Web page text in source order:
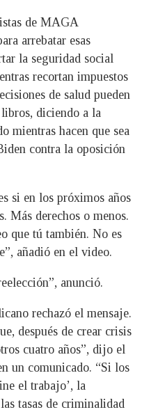
de MAGA
arrebatar esas
la seguridad social
recortan impuestos
de salud pueden
diciendo a la
mientras hacen que sea
contra la oposición
si en los próximos años
Más derechos o menos.
que tú también. No es
añadió en el video.
anunció.
rechazó el mensaje.
después de crear crisis
cuatro años”, dijo el
un comunicado. “Si los
el trabajo’, la
tasas de criminalidad